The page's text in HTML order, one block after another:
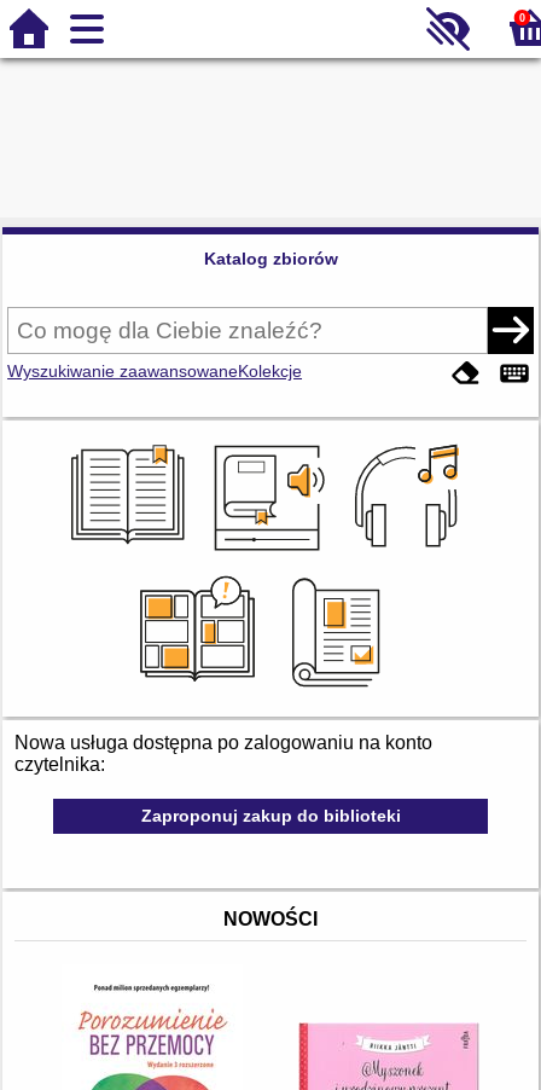
0
Katalog zbiorów
Wyszukiwanie zaawansowaneKolekcje
Nowa usługa dostępna po zalogowaniu na konto
czytelnika:
Zaproponuj zakup do biblioteki
NOWOŚCI